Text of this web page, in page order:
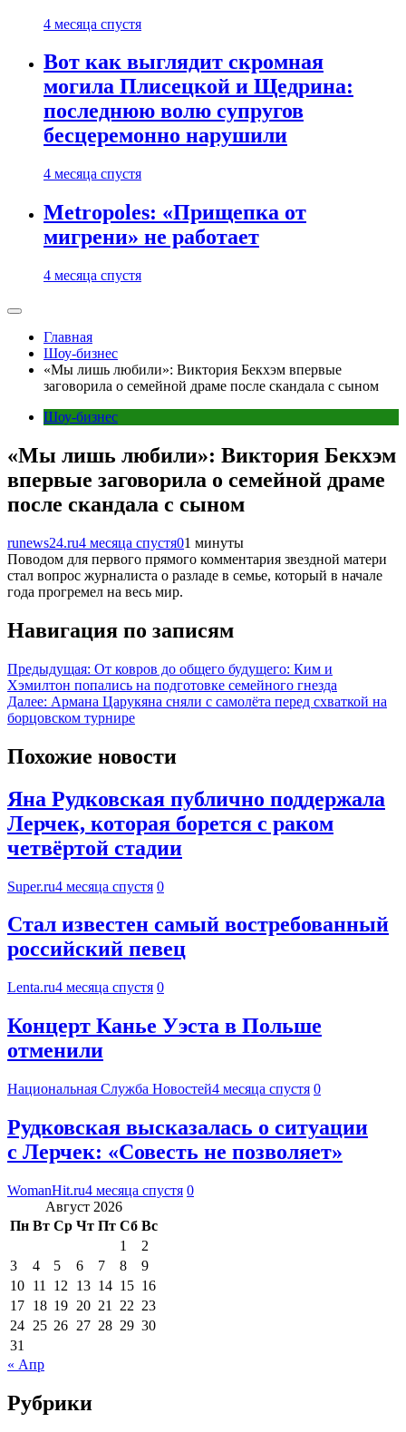
4 месяца спустя
Вот как выглядит скромная
могила Плисецкой и Щедрина:
последнюю волю супругов
бесцеремонно нарушили
4 месяца спустя
Metropoles: «Прищепка от
мигрени» не работает
4 месяца спустя
Главная
Шоу-бизнес
«Мы лишь любили»: Виктория Бекхэм впервые
заговорила о семейной драме после скандала с сыном
Шоу-бизнес
«Мы лишь любили»: Виктория Бекхэм
впервые заговорила о семейной драме
после скандала с сыном
runews24.ru4 месяца спустя01 минуты
Поводом для первого прямого комментария звездной матери
стал вопрос журналиста о разладе в семье, который в начале
года прогремел на весь мир.
Навигация по записям
Предыдущая: От ковров до общего будущего: Ким и
Хэмилтон попались на подготовке семейного гнезда
Далее: Армана Царукяна сняли с самолёта перед схваткой на
борцовском турнире
Похожие новости
Яна Рудковская публично поддержала
Лерчек, которая борется с раком
четвёртой стадии
Super.ru4 месяца спустя 0
Стал известен самый востребованный
российский певец
Lenta.ru4 месяца спустя 0
Концерт Канье Уэста в Польше
отменили
Национальная Служба Новостей4 месяца спустя 0
Рудковская высказалась о ситуации
с Лерчек: «Совесть не позволяет»
WomanHit.ru4 месяца спустя 0
Август 2026
Пн Вт Ср Чт Пт Сб Вс
1
2
3
4 5 6 7 8
9
10 11 12 13 14 15 16
17 18 19 20 21 22 23
24 25 26 27 28 29 30
31
« Апр
Рубрики